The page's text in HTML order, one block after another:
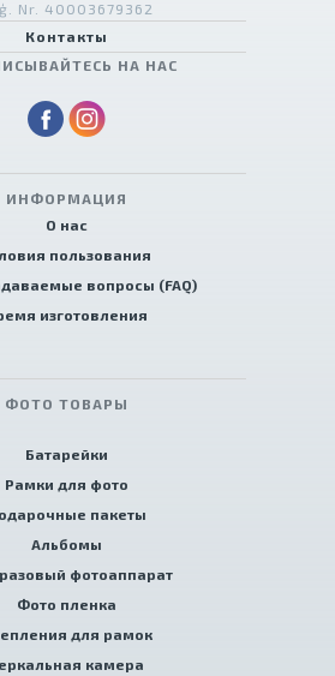
Nr. 40003679362
Контакты
НА НАС
ИНФОРМАЦИЯ
О нас
пользования
вопросы (FAQ)
изготовления
ФОТО ТОВАРЫ
Батарейки
Рамки для фото
пакеты
Альбомы
фотоаппарат
Фото пленка
для рамок
камера